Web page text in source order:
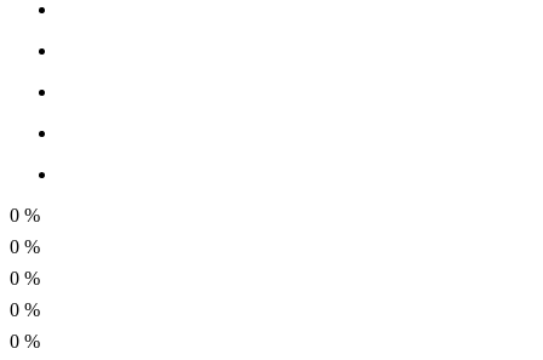
0 %
0 %
0 %
0 %
0 %